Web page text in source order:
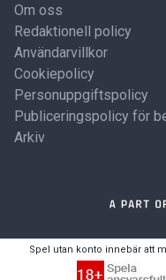
Om oss
Redaktionell policy
Användarvillkor
Cookiepolicy
Personuppgiftspolicy
Publiceringspolicy för
Arkiv
Spel utan konto innebär att